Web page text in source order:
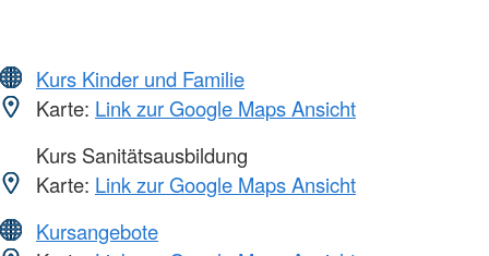
Kurs Kinder und Familie
Karte: Link zur Google Maps Ansicht
Kurs Sanitätsausbildung
Karte: Link zur Google Maps Ansicht
Kursangebote